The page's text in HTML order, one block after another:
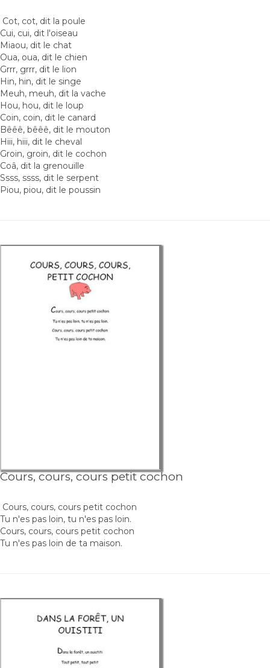
Cot, cot, dit la poule
Cui, cui, dit l'oiseau
Miaou, dit le chat
Oua, oua, dit le chien
Grrr, grrr, dit le lion
Hin, hin, dit le singe
Meuh, meuh, dit la vache
Hou, hou, dit le loup
Coin, coin, dit le canard
Bêêê, bêêê, dit le mouton
Hiii, hiii, dit le cheval
Groin, groin, dit le cochon
Coâ, dit la grenouille
Ssss, ssss, dit le serpent
Piou, piou, dit le poussin
Cours, cours, cours petit cochon
Cours, cours, cours petit cochon
Tu n'es pas loin, tu n'es pas loin.
Cours, cours, cours petit cochon
Tu n'es pas loin de ta maison.